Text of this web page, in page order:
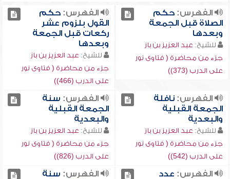
الفهرس:حكم
الصلاة قبل الجمعة
وبعدها
للشيخ: عبد العزيز بن باز
جزء من محاضرة ( فتاوى نور
على الدرب (373))
الفهرس:حكم
القول بلزوم عشر
ركعات قبل الجمعة
وبعدها
للشيخ: عبد العزيز بن باز
جزء من محاضرة ( فتاوى نور
على الدرب (466))
الفهرس:نافلة
الجمعة القبلية
والبعدية
للشيخ: عبد العزيز بن باز
جزء من محاضرة ( فتاوى نور
على الدرب (542))
الفهرس: سنة
الجمعة القبلية
والبعدية
للشيخ: عبد العزيز بن باز
جزء من محاضرة ( فتاوى نور
على الدرب (826))
الفهرس: عدد
الفهرس: سنة